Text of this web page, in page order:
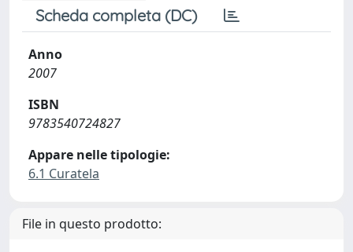
Scheda completa (DC)
Anno
2007
ISBN
9783540724827
Appare nelle tipologie:
6.1 Curatela
File in questo prodotto: